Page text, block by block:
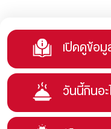
เปิดดูข้อ
วันนี้กินอ